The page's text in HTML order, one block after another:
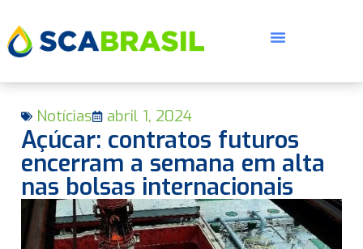
Notícias abril 1, 2024
Açúcar: contratos futuros
encerram a semana em alta
nas bolsas internacionais